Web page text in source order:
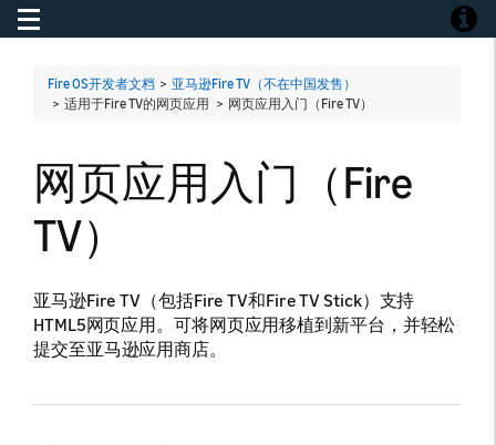
Toggle navigation
Fire OS开发者文档 > 亚马逊Fire TV（不在中国发售）
> 适用于Fire TV的网页应用 > 网页应用入门（Fire TV）
网页应用入门（Fire
TV）
亚马逊Fire TV（包括Fire TV和Fire TV Stick）支持
HTML5网页应用。可将网页应用移植到新平台，并轻松
提交至亚马逊应用商店。